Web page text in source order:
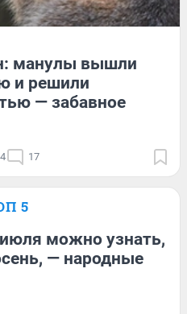
манулы вышли
и решили
— забавное
17
5
можно узнать,
— народные